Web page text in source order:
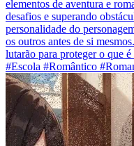
elementos de aventura e
desafios e superando
personalidade do
os outros antes de si
lutarão para proteger o que é
#Escola #Romântico